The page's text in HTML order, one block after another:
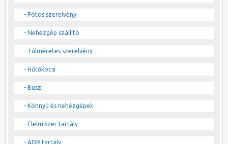
- Pótos szerelvény
- Nehézgép szállító
- Túlméretes szerelvény
- Hűtőkocsi
- Busz
- Könnyű és nehézgépek
- Élelmiszer tartály
- ADR tartály